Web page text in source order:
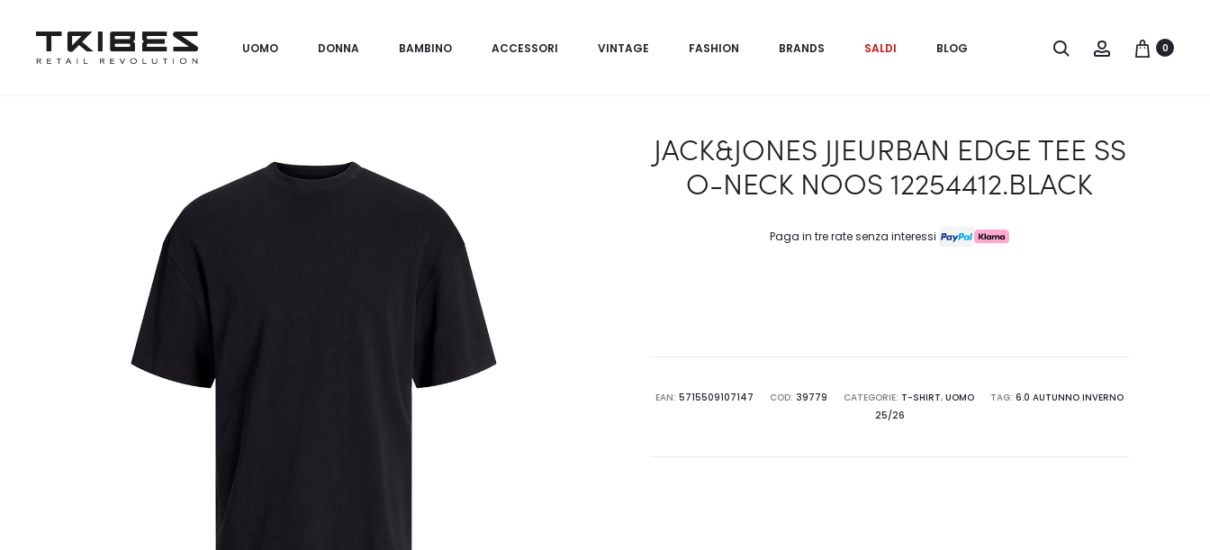
UOMO DONNA BAMBINO ACCESSORI VINTAGE FASHION BRANDS SALDI BLOG Search Account0
JACK&JONES JJEURBAN EDGE TEE SS
O-NECK NOOS 12254412.BLACK
Paga in tre rate senza interessi
EAN: 5715509107147 COD: 39779 CATEGORIE: T-SHIRT, UOMO TAG: 6.0 AUTUNNO INVERNO
25/26